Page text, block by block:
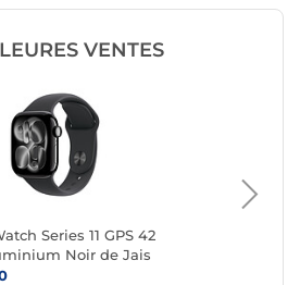
VENTES
Series 11 GPS 42
Noir de Jais
Noir S/M